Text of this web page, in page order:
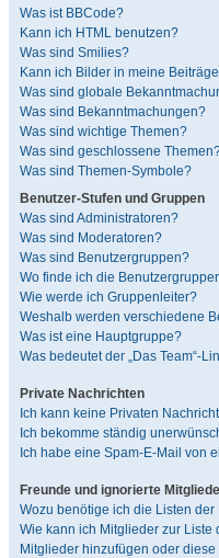
Was ist BBCode?
Kann ich HTML benutzen?
Was sind Smilies?
Kann ich Bilder in meine
Was sind globale
Was sind Bekanntmachungen?
Was sind wichtige Themen?
Was sind geschlossene
Was sind Themen-Symbole?
Benutzer-Stufen und Gruppen
Was sind Administratoren?
Was sind Moderatoren?
Was sind Benutzergruppen?
Wo finde ich die
Wie werde ich Gruppenleiter?
Weshalb werden verschiedene
Was ist eine Hauptgruppe?
Was bedeutet der „Das Team“-
Private Nachrichten
Ich kann keine Privaten
Ich bekomme ständig
Ich habe eine Spam-E-Mail von
Freunde und ignorierte
Wozu benötige ich die Listen
Wie kann ich Mitglieder zur Liste
Mitglieder hinzufügen oder